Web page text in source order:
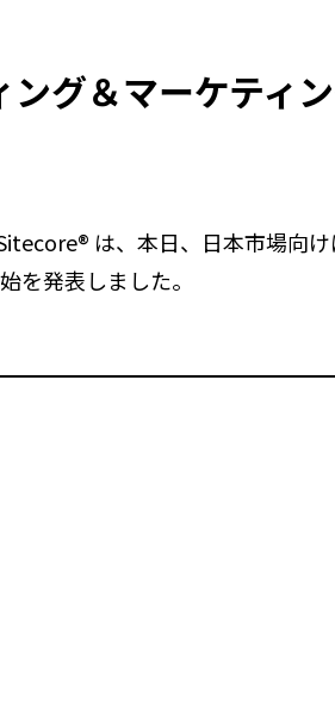
グ＆マーケティ
は、本日、日本市場向
を発表しました。